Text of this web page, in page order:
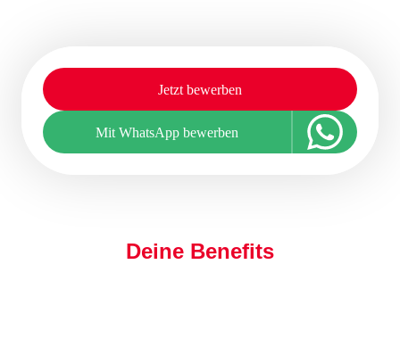
Jetzt bewerben
Mit WhatsApp bewerben
Deine Benefits